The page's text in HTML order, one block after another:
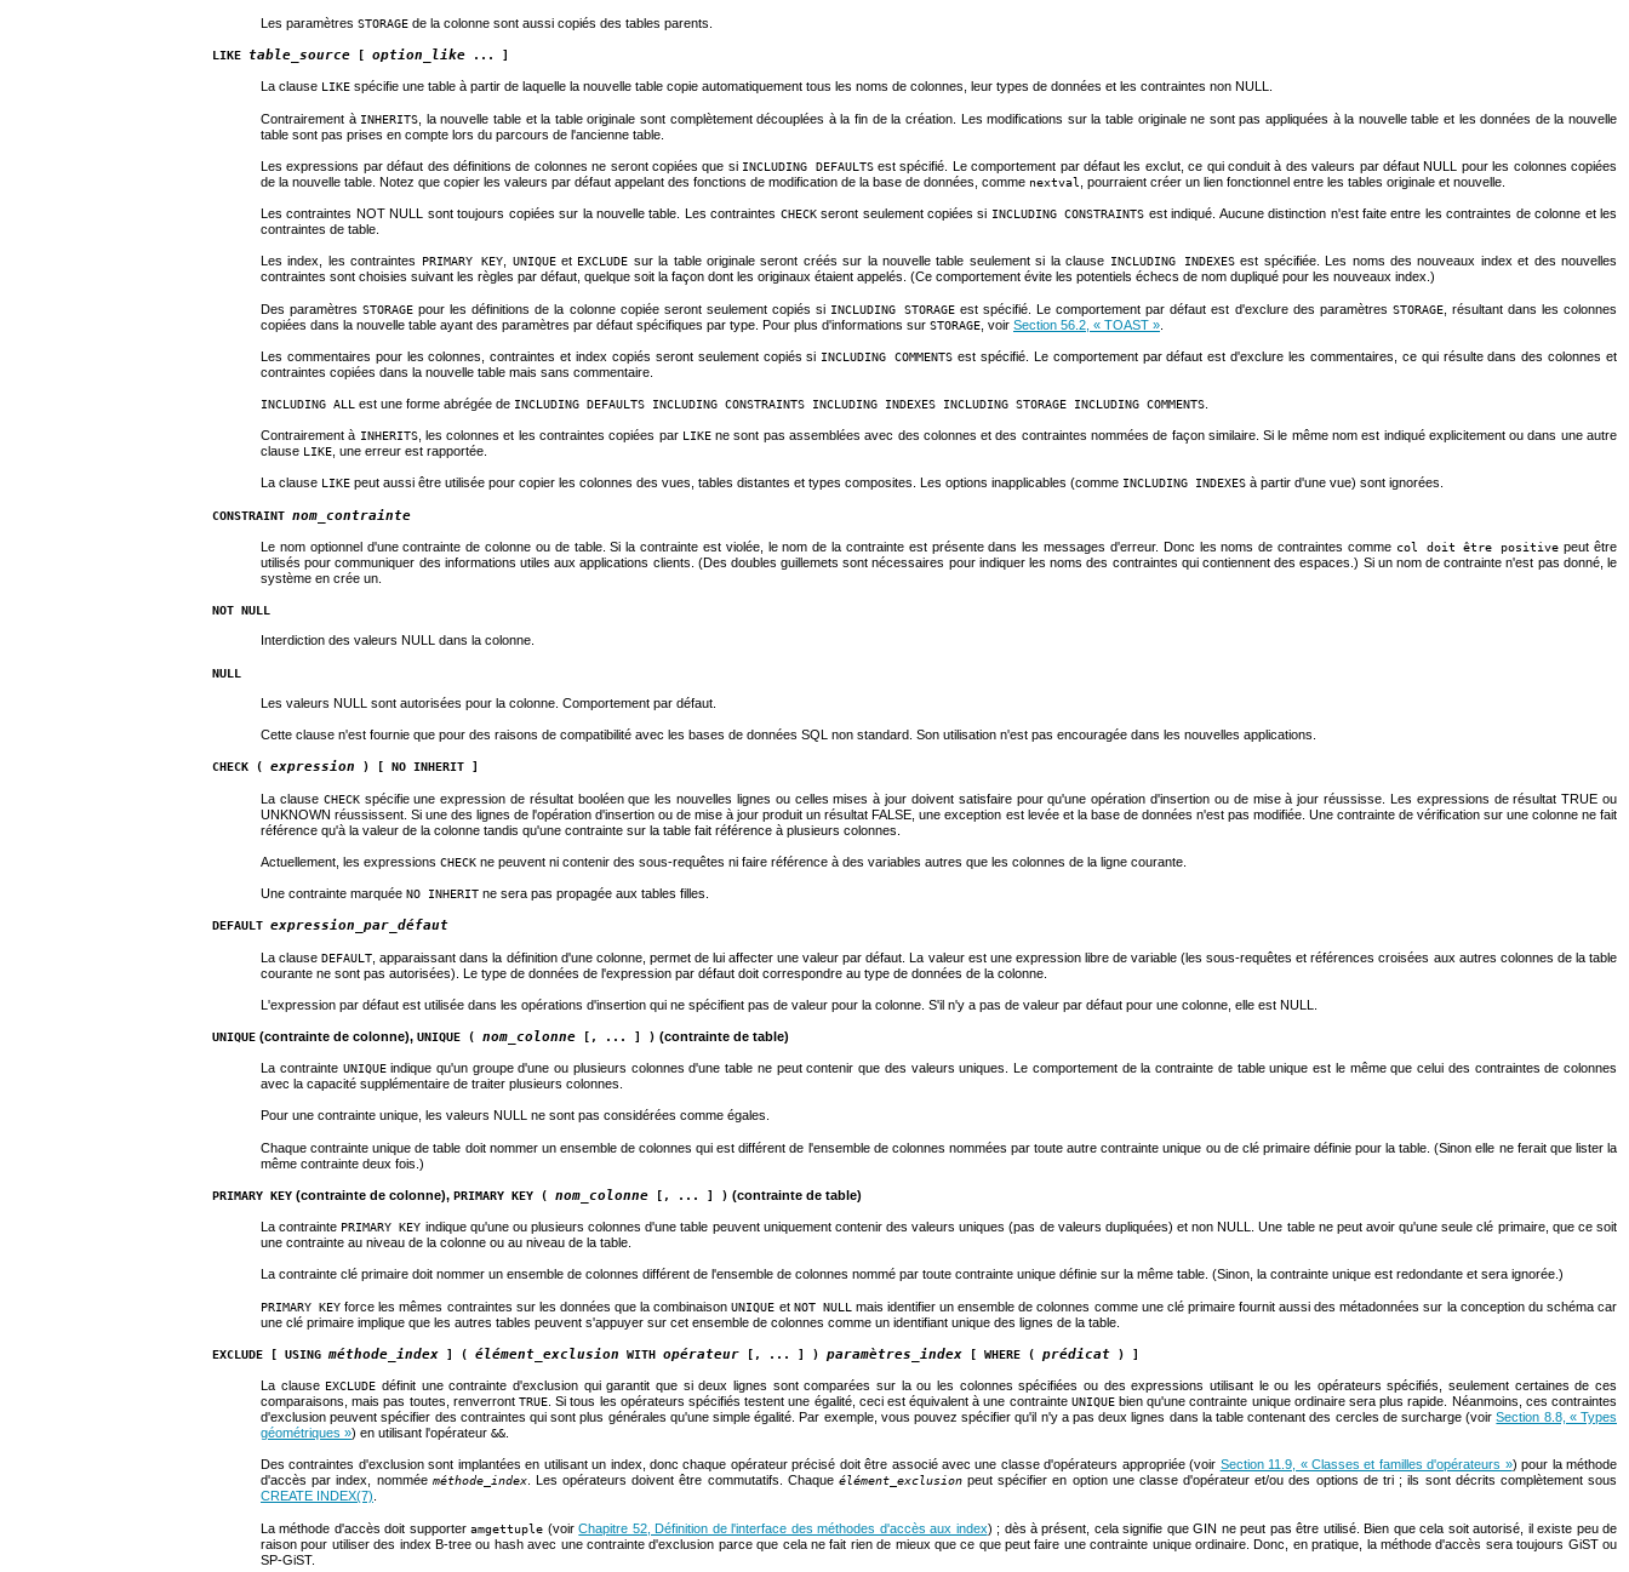
Les paramètres STORAGE de la colonne sont aussi copiés des tables parents.
LIKE table_source [ option_like ... ]
La clause LIKE spécifie une table à partir de laquelle la nouvelle table copie automatiquement tous les noms de colonnes, leur types de données et les contraintes non NULL.
Contrairement à INHERITS , la nouvelle table et la table originale sont complètement découplées à la fin de la création. Les modifications sur la table originale ne sont pas appliquées à la nouvelle table et les données de la nouvelle
table sont pas prises en compte lors du parcours de l'ancienne table.
Les expressions par défaut des définitions de colonnes ne seront copiées que si INCLUDING DEFAULTSest spécifié. Le comportement par défaut les exclut, ce qui conduit à des valeurs par défaut NULL pour les colonnes copiées
de la nouvelle table. Notez que copier les valeurs par défaut appelant des fonctions de modification de la base de données, comme nextval , pourraient créer un lien fonctionnel entre les tables originale et nouvelle.
Les contraintes NOT NULL sont toujours copiées sur la nouvelle table. Les contraintes CHECKseront seulement copiées si INCLUDING CONSTRAINTS est indiqué. Aucune distinction n'est faite entre les contraintes de colonne et les
contraintes de table.
Les index, les contraintes PRIMARY KEY UNIQUEet EXCLUDE sur la table originale seront créés sur la nouvelle table seulement si la clause INCLUDING INDEXESest spécifiée. Les noms des nouveaux index et des nouvelles
contraintes sont choisies suivant les règles par défaut, quelque soit la façon dont les originaux étaient appelés. (Ce comportement évite les potentiels échecs de nom dupliqué pour les nouveaux index.)
Des paramètresSTORAGE pour les définitions de la colonne copiée seront seulement copiés si INCLUDING STORAGE est spécifié. Le comportement par défaut est d'exclure des paramètres STORAGE, résultant dans les colonnes
copiées dans la nouvelle table ayant des paramètres par défaut spécifiques par type. Pour plus d'informations sur STORAGE , voir Section 56.2, « TOAST »
Les commentaires pour les colonnes, contraintes et index copiés seront seulement copiés si INCLUDING COMMENTS est spécifié. Le comportement par défaut est d'exclure les commentaires, ce qui résulte dans des colonnes et
contraintes copiées dans la nouvelle table mais sans commentaire.
INCLUDING ALL est une forme abrégée de INCLUDING DEFAULTS INCLUDING CONSTRAINTS INCLUDING INDEXES INCLUDING STORAGE INCLUDING COMMENTS
Contrairement à INHERITS, les colonnes et les contraintes copiées par LIKEne sont pas assemblées avec des colonnes et des contraintes nommées de façon similaire. Si le même nom est indiqué explicitement ou dans une autre
clause LIKE , une erreur est rapportée.
La clause LIKE peut aussi être utilisée pour copier les colonnes des vues, tables distantes et types composites. Les options inapplicables (comme INCLUDING INDEXES à partir d'une vue) sont ignorées.
CONSTRAINT nom_contrainte
Le nom optionnel d'une contrainte de colonne ou de table. Si la contrainte est violée, le nom de la contrainte est présente dans les messages d'erreur. Donc les noms de contraintes comme col doit être positive peut être
utilisés pour communiquer des informations utiles aux applications clients. (Des doubles guillemets sont nécessaires pour indiquer les noms des contraintes qui contiennent des espaces.) Si un nom de contrainte n'est pas donné, le
système en crée un.
NOT NULL
Interdiction des valeurs NULL dans la colonne.
NULL
Les valeurs NULL sont autorisées pour la colonne. Comportement par défaut.
Cette clause n'est fournie que pour des raisons de compatibilité avec les bases de données SQL non standard. Son utilisation n'est pas encouragée dans les nouvelles applications.
CHECK ( expression ) [ NO INHERIT ]
La clause CHECKspécifie une expression de résultat booléen que les nouvelles lignes ou celles mises à jour doivent satisfaire pour qu'une opération d'insertion ou de mise à jour réussisse. Les expressions de résultat TRUE ou
UNKNOWN réussissent. Si une des lignes de l'opération d'insertion ou de mise à jour produit un résultat FALSE, une exception est levée et la base de données n'est pas modifiée. Une contrainte de vérification sur une colonne ne fait
référence qu'à la valeur de la colonne tandis qu'une contrainte sur la table fait référence à plusieurs colonnes.
Actuellement, les expressions CHECK ne peuvent ni contenir des sous-requêtes ni faire référence à des variables autres que les colonnes de la ligne courante.
Une contrainte marquée NO INHERIT ne sera pas propagée aux tables filles.
DEFAULT expression_par_défaut
La clauseDEFAULT , apparaissant dans la définition d'une colonne, permet de lui affecter une valeur par défaut. La valeur est une expression libre de variable (les sous-requêtes et références croisées aux autres colonnes de la table
courante ne sont pas autorisées). Le type de données de l'expression par défaut doit correspondre au type de données de la colonne.
L'expression par défaut est utilisée dans les opérations d'insertion qui ne spécifient pas de valeur pour la colonne. S'il n'y a pas de valeur par défaut pour une colonne, elle est NULL.
UNIQUE (contrainte de colonne), UNIQUE ( nom_colonne [, ... ] ) (contrainte de table)
La contrainte UNIQUEindique qu'un groupe d'une ou plusieurs colonnes d'une table ne peut contenir que des valeurs uniques. Le comportement de la contrainte de table unique est le même que celui des contraintes de colonnes
avec la capacité supplémentaire de traiter plusieurs colonnes.
Pour une contrainte unique, les valeurs NULL ne sont pas considérées comme égales.
Chaque contrainte unique de table doit nommer un ensemble de colonnes qui est différent de l'ensemble de colonnes nommées par toute autre contrainte unique ou de clé primaire définie pour la table. (Sinon elle ne ferait que lister la
même contrainte deux fois.)
PRIMARY KEY (contrainte de colonne), PRIMARY KEY ( nom_colonne [, ... ] ) (contrainte de table)
La contrainte PRIMARY KEY indique qu'une ou plusieurs colonnes d'une table peuvent uniquement contenir des valeurs uniques (pas de valeurs dupliquées) et non NULL. Une table ne peut avoir qu'une seule clé primaire, que ce soit
une contrainte au niveau de la colonne ou au niveau de la table.
La contrainte clé primaire doit nommer un ensemble de colonnes différent de l'ensemble de colonnes nommé par toute contrainte unique définie sur la même table. (Sinon, la contrainte unique est redondante et sera ignorée.)
PRIMARY KEY force les mêmes contraintes sur les données que la combinaisonUNIQUE et NOT NULL
mais identifier un ensemble de colonnes comme une clé primaire fournit aussi des métadonnées sur la conception du schéma car
une clé primaire implique que les autres tables peuvent s'appuyer sur cet ensemble de colonnes comme un identifiant unique des lignes de la table.
EXCLUDE [ USING méthode_index ] ( élément_exclusion WITH opérateur [, ... ] ) paramètres_index [ WHERE ( prédicat ) ]
La clause EXCLUDE définit une contrainte d'exclusion qui garantit que si deux lignes sont comparées sur la ou les colonnes spécifiées ou des expressions utilisant le ou les opérateurs spécifiés, seulement certaines de ces
comparaisons, mais pas toutes, renverront TRUE. Si tous les opérateurs spécifiés testent une égalité, ceci est équivalent à une contrainte UNIQUEbien qu'une contrainte unique ordinaire sera plus rapide. Néanmoins, ces contraintes
d'exclusion peuvent spécifier des contraintes qui sont plus générales qu'une simple égalité. Par exemple, vous pouvez spécifier qu'il n'y a pas deux lignes dans la table contenant des cercles de surcharge (voirSection 8.8, « Types
géométriques ») en utilisant l'opérateur &&
Des contraintes d'exclusion sont implantées en utilisant un index, donc chaque opérateur précisé doit être associé avec une classe d'opérateurs appropriée (voir Section 11.9, « Classes et familles d'opérateurs ») pour la méthode
d'accès par index, nommée méthode_index. Les opérateurs doivent être commutatifs. Chaque élément_exclusionpeut spécifier en option une classe d'opérateur et/ou des options de tri ; ils sont décrits complètement sous
CREATE INDEX(7)
La méthode d'accès doit supporteramgettuple (voirChapitre 52, Définition de l'interface des méthodes d'accès aux index) ; dès à présent, cela signifie queGIN ne peut pas être utilisé. Bien que cela soit autorisé, il existe peu de
raison pour utiliser des index B-tree ou hash avec une contrainte d'exclusion parce que cela ne fait rien de mieux que ce que peut faire une contrainte unique ordinaire. Donc, en pratique, la méthode d'accès sera toujours GiSTou
SP-GiST.